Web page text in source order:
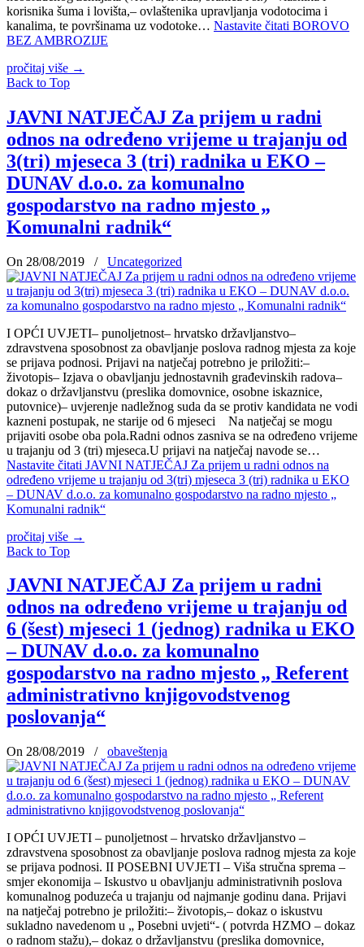
korisnika šuma i lovišta,– ovlaštenika upravljanja vodotocima i
kanalima, te površinama uz vodotoke… Nastavite čitati BOROVO
BEZ AMBROZIJE
pročitaj više →
Back to Top
JAVNI NATJEČAJ Za prijem u radni
odnos na određeno vrijeme u trajanju od
3(tri) mjeseca 3 (tri) radnika u EKO –
DUNAV d.o.o. za komunalno
gospodarstvo na radno mjesto „
Komunalni radnik“
On 28/08/2019 / Uncategorized
I OPĆI UVJETI– punoljetnost– hrvatsko državljanstvo–
zdravstvena sposobnost za obavljanje poslova radnog mjesta za koje
se prijava podnosi. Prijavi na natječaj potrebno je priložiti:–
životopis– Izjava o obavljanju jednostavnih građevinskih radova–
dokaz o državljanstvu (preslika domovnice, osobne iskaznice,
putovnice)– uvjerenje nadležnog suda da se protiv kandidata ne vodi
kazneni postupak, ne starije od 6 mjeseci Na natječaj se mogu
prijaviti osobe oba pola.Radni odnos zasniva se na određeno vrijeme
u trajanju od 3 (tri) mjeseca.U prijavi na natječaj navode se…
Nastavite čitati JAVNI NATJEČAJ Za prijem u radni odnos na
određeno vrijeme u trajanju od 3(tri) mjeseca 3 (tri) radnika u EKO
– DUNAV d.o.o. za komunalno gospodarstvo na radno mjesto „
Komunalni radnik“
pročitaj više →
Back to Top
JAVNI NATJEČAJ Za prijem u radni
odnos na određeno vrijeme u trajanju od
6 (šest) mjeseci 1 (jednog) radnika u EKO
– DUNAV d.o.o. za komunalno
gospodarstvo na radno mjesto „ Referent
administrativno knjigovodstvenog
poslovanja“
On 28/08/2019 / obaveštenja
I OPĆI UVJETI – punoljetnost – hrvatsko državljanstvo –
zdravstvena sposobnost za obavljanje poslova radnog mjesta za koje
se prijava podnosi. II POSEBNI UVJETI – Viša stručna sprema –
smjer ekonomija – Iskustvo u obavljanju administrativnih poslova
komunalnog poduzeća u trajanju od najmanje godinu dana. Prijavi
na natječaj potrebno je priložiti:– životopis,– dokaz o iskustvu
sukladno navedenom u „ Posebni uvjeti“- ( potvrda HZMO – dokaz
o radnom stažu),– dokaz o državljanstvu (preslika domovnice,